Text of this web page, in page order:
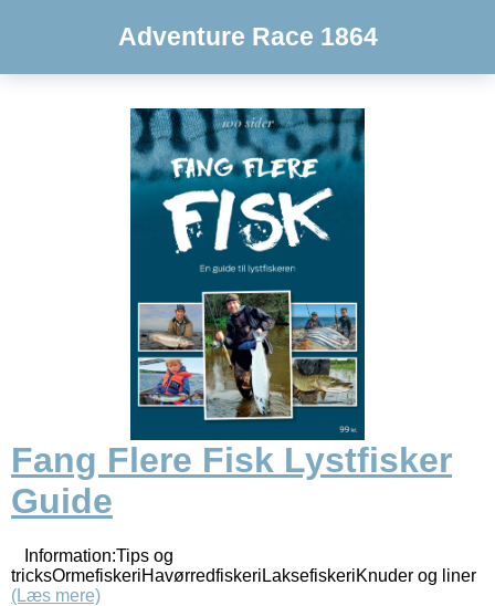
Adventure Race 1864
Fang Flere Fisk Lystfisker
Guide
Information:Tips og
tricksOrmefiskeriHavørredfiskeriLaksefiskeriKnuder og liner
(Læs mere)